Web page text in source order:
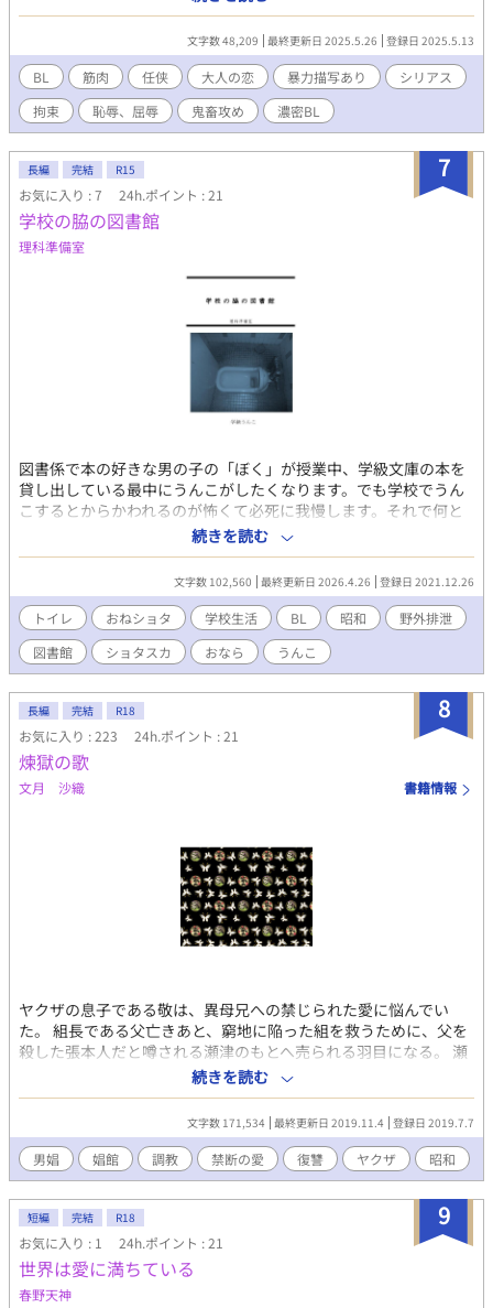
で、純一が少年時代に見てトイレに駆け込んだ映画のラストを変
えた鬼畜版でお送りします文字数 48,209 最終更新日 2025.5.26 登録日 2025.5.13
BL 筋肉 任侠 大人の恋 暴力描写あり
シリアス
拘束
恥辱、屈辱 鬼畜攻め 濃密BL
7
長編 完結 R15
お気に入り : 7 24h.ポイント : 21
学校の脇の図書館
理科準備室
図書係で本の好きな男の子の「ぼく」が授業中、学級文庫の本を
貸し出している最中にうんこがしたくなります。でも学校でうん
こするとからかわれるのが怖くて必死に我慢します。それで何と
か終わりの会までは我慢できましたが、もう家までは我慢できそ
うもありません。そこで思いついたのは学校脇にある市立図書館
でうんこすることでした。でも、学校と違って市立図書館には中
高生のおにいさん・おねえさんやおじいさんなどいろいろな人
が・・・・。「けしごむ」さんからいただいたイラスト入り。
続きを読む
文字数 102,560 最終更新日 2026.4.26 登録日 2021.12.26
トイレ おねショタ 学校生活 BL 昭和
野外排泄
図書館
ショタスカ おなら うんこ
8
長編 完結 R18
お気に入り : 223 24h.ポイント : 21
煉獄の歌
文月 沙織 書籍情報
ヤクザの息子である敬は、異母兄への禁じられた愛に悩んでい
た。 組長である父亡きあと、窮地に陥った組を救うために、父を
殺した張本人だと噂される瀬津のもとへ売られる羽目になる。 瀬
津は自分の経営する娼館で敬を売るという。 男娼として客をとる
べく、敬は憎い男に調教されることなった。 過激な性描写があり
ます。十八歳未満の方は御遠慮ください。 尚、作中に今日では差
別的ととられる言葉が出てくることもありますが、時代背景を鑑
みてご理解ください。
続きを読む
文字数 171,534 最終更新日 2019.11.4 登録日 2019.7.7
男娼 娼館 調教 禁断の愛 復讐 ヤクザ 昭和
9
短編 完結 R18
お気に入り : 1 24h.ポイント : 21
世界は愛に満ちている
春野天神